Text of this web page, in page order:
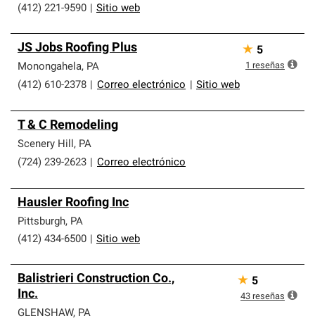
(412) 221-9590 Sitio web
JS Jobs Roofing Plus
Monongahela, PA
(412) 610-2378
Correo electrónico Sitio web
★ 5
1 reseñas
T & C Remodeling
Scenery Hill, PA
(724) 239-2623
Correo electrónico
Hausler Roofing Inc
Pittsburgh, PA
(412) 434-6500
Sitio web
Balistrieri Construction Co.,
Inc.
GLENSHAW, PA
★ 5
43 reseñas